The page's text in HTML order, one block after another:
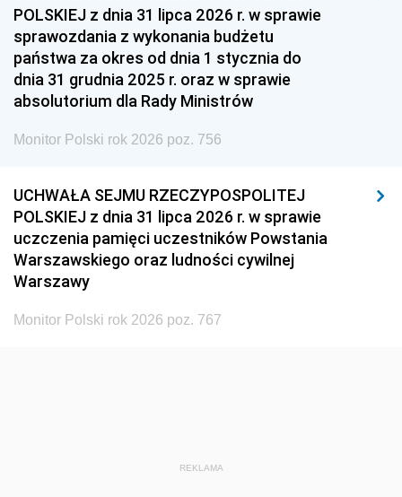
1951 1950
1948 1947 1946
1939 1938
POLSKIEJ z dnia 31 lipca 2026 r. w sprawie
sprawozdania z wykonania budżetu
państwa za okres od dnia 1 stycznia do
dnia 31 grudnia 2025 r. oraz w sprawie
absolutorium dla Rady Ministrów
Monitor Polski rok 2026 poz. 756
UCHWAŁA SEJMU RZECZYPOSPOLITEJ
POLSKIEJ z dnia 31 lipca 2026 r. w sprawie
uczczenia pamięci uczestników Powstania
Warszawskiego oraz ludności cywilnej
Warszawy
Monitor Polski rok 2026 poz. 767
REKLAMA